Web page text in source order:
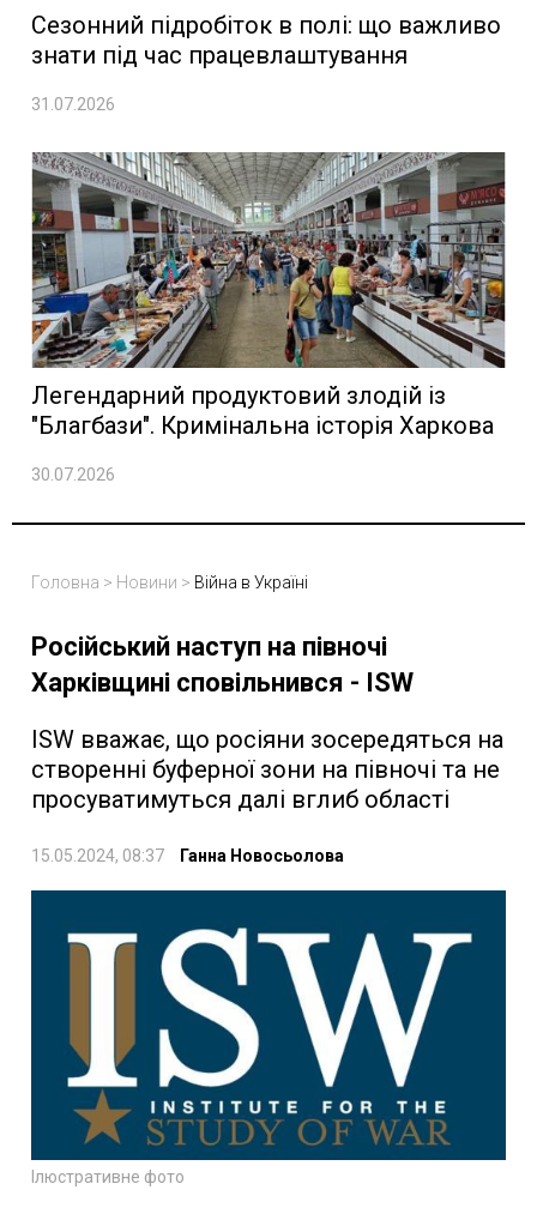
Сезонний підробіток в полі: що важливо
знати під час працевлаштування
31.07.2026
Легендарний продуктовий злодій із
"Благбази". Кримінальна історія Харкова
30.07.2026
Головна > Новини > Війна в Україні
Російський наступ на півночі
Харківщині сповільнився - ISW
ISW вважає, що росіяни зосередяться на
створенні буферної зони на півночі та не
просуватимуться далі вглиб області
15.05.2024, 08:37 Ганна Новосьолова
Ілюстративне фото